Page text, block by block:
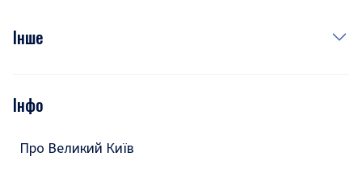
Фото
Подкасти
Інше
Тести
Інфо
Про Великий Київ